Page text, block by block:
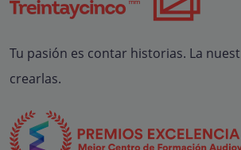
Tu pasión es contar historias. La
crearlas.